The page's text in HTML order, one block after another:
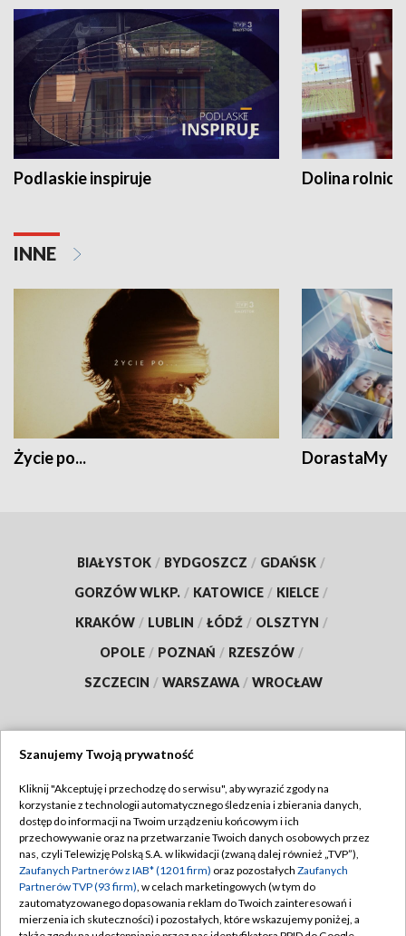
Podlaskie inspiruje Dolina
INNE
Życie po... DorastaMy
BIAŁYSTOK / BYDGOSZCZ / GDAŃSK /
GORZÓW WLKP. / KATOWICE / KIELCE /
KRAKÓW / LUBLIN / ŁÓDŹ / OLSZTYN /
OPOLE / POZNAŃ / RZESZÓW /
SZCZECIN / WARSZAWA / WROCŁAW
TVP
Abonament TVP
Emisja w TVP
Centrum informacji TVP
Naziemna Telewizja Cyfrowa
Regulamin TVP
Polityka prywatności
Moje zgody
Pomoc
Szanujemy Twoją prywatność
Kliknij "Akceptuję i przechodzę do serwisu", aby wyrazić zgody na
korzystanie z technologii automatycznego śledzenia i zbierania danych,
dostęp do informacji na Twoim urządzeniu końcowym i ich
przechowywanie oraz na przetwarzanie Twoich danych osobowych przez
nas, czyli Telewizję Polską S.A. w likwidacji (zwaną dalej również „TVP”),
Zaufanych Partnerów z IAB* (1201 firm) oraz pozostałych Zaufanych
Partnerów TVP (93 firm), w celach marketingowych (w tym do
zautomatyzowanego dopasowania reklam do Twoich zainteresowań i
mierzenia ich skuteczności) i pozostałych, które wskazujemy poniżej, a